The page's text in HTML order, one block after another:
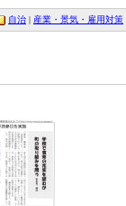
自治 産業・景気・雇用対策